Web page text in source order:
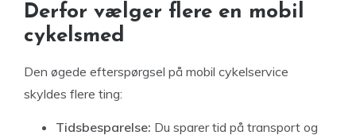
Derfor vælger flere en mobil
cykelsmed
Den øgede efterspørgsel på mobil cykelservice
skyldes flere ting:
Tidsbesparelse: Du sparer tid på transport og